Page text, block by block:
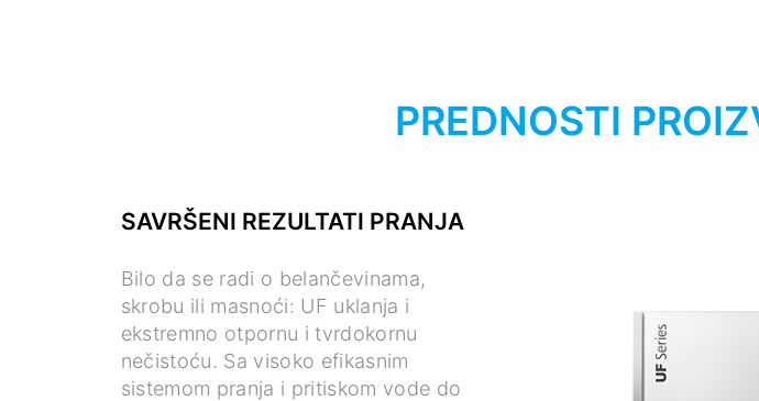
PREDNOSTI
SAVRŠENI REZULTATI PRANJA
Bilo da se radi o belančevinama,
skrobu ili masnoći: UF uklanja i
ekstremno otpornu i tvrdokornu
nečistoću. Sa visoko efikasnim
sistemom pranja i pritiskom vode do